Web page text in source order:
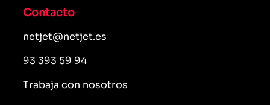
Contacto
netjet@netjet.es
93 393 59 94
Trabaja con nosotros